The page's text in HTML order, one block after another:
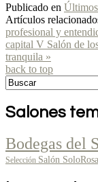
Publicado en
Artículos
profesional y
capital V Salón de
tranquila »
back to top
Salones
Bodegas del
Selección Salón